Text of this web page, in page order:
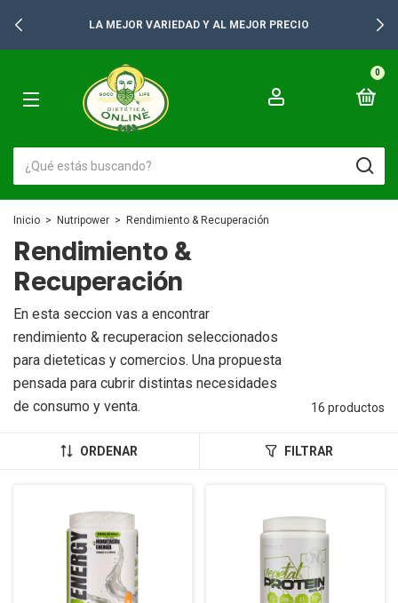
LA MEJOR VARIEDAD Y AL MEJOR PRECIO
0
Inicio > Nutripower > Rendimiento & Recuperación
Rendimiento &
Recuperación
En esta seccion vas a encontrar
rendimiento & recuperacion seleccionados
para dieteticas y comercios. Una propuesta
pensada para cubrir distintas necesidades
de consumo y venta.
16 productos
ORDENAR FILTRAR